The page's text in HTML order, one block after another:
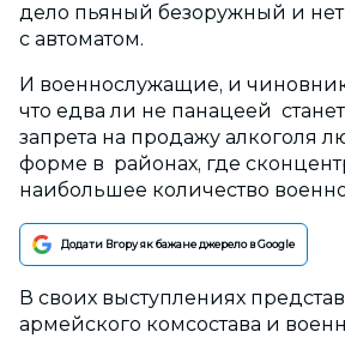
дело пьяный безоружный и
с автоматом.
И военнослужащие, и
что едва ли не панацеей
запрета на продажу алкоголя
форме в районах, где
наибольшее количество
Додати Вгору як бажане джерело в Google
В своих выступлениях
армейского комсостава и